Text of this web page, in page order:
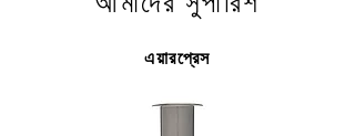
এয়ারপ্রেস